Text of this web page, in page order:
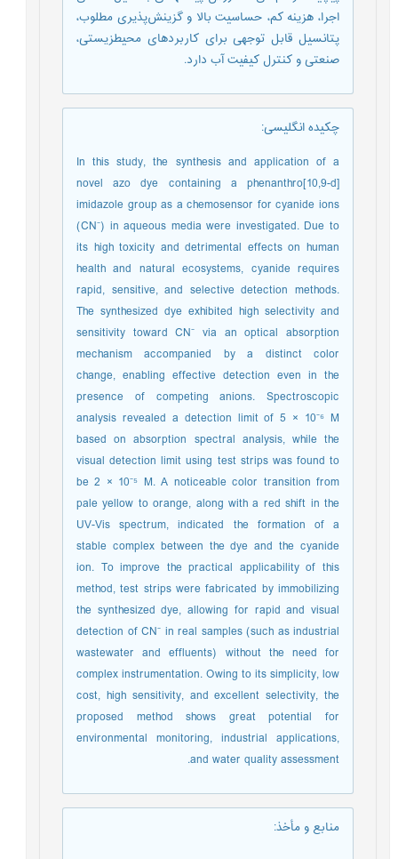
اجرا، هزینه کم، حساسیت بالا و گزینش‌­پذیری مطلوب،
پتانسیل قابل توجهی برای کاربردهای محیط­زیستی،
صنعتی و کنترل کیفیت آب دارد.
چکیده انگلیسی:
In this study, the synthesis and application of a
novel azo dye containing a phenanthro[10,9-d]
imidazole group as a chemosensor for cyanide ions
(CN⁻) in aqueous media were investigated. Due to
its high toxicity and detrimental effects on human
health and natural ecosystems, cyanide requires
rapid, sensitive, and selective detection methods.
The synthesized dye exhibited high selectivity and
sensitivity toward CN⁻ via an optical absorption
mechanism accompanied by a distinct color
change, enabling effective detection even in the
presence of competing anions. Spectroscopic
analysis revealed a detection limit of 5 × 10⁻⁶ M
based on absorption spectral analysis, while the
visual detection limit using test strips was found to
be 2 × 10⁻⁵ M. A noticeable color transition from
pale yellow to orange, along with a red shift in the
UV-Vis spectrum, indicated the formation of a
stable complex between the dye and the cyanide
ion. To improve the practical applicability of this
method, test strips were fabricated by immobilizing
the synthesized dye, allowing for rapid and visual
detection of CN⁻ in real samples (such as industrial
wastewater and effluents) without the need for
complex instrumentation. Owing to its simplicity, low
cost, high sensitivity, and excellent selectivity, the
proposed method shows great potential for
environmental monitoring, industrial applications,
and water quality assessment.
منابع و مأخذ: